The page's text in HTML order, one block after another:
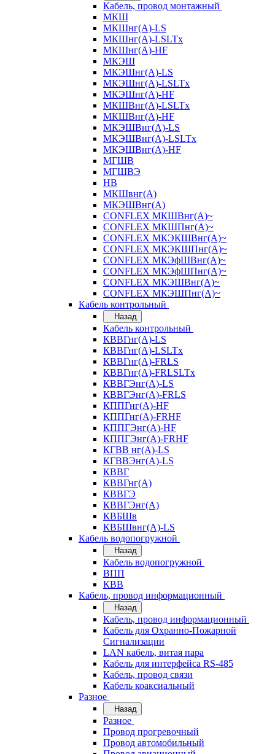
Кабель, провод монтажный
МКШ
МКШнг(А)-LS
МКШнг(А)-LSLTx
МКШнг(А)-HF
МКЭШ
МКЭШнг(А)-LS
МКЭШнг(А)-LSLTx
МКЭШнг(А)-HF
МКШВнг(A)-LSLTx
МКШВнг(А)-HF
МКЭШВнг(А)-LS
МКЭШВнг(A)-LSLTx
МКЭШВнг(А)-HF
МГШВ
МГШВЭ
НВ
МКШвнг(А)
МКЭШВнг(А)
CONFLEX МКШВнг(А)~
CONFLEX МКШПнг(А)~
CONFLEX МКЭКШВнг(А)~
CONFLEX МКЭКШПнг(А)~
CONFLEX МКЭфШВнг(А)~
CONFLEX МКЭфШПнг(А)~
CONFLEX МКЭШВнг(А)~
CONFLEX МКЭШПнг(А)~
Кабель контрольный
Назад
Кабель контрольный
КВВГнг(А)-LS
КВВГнг(А)-LSLTx
КВВГнг(А)-FRLS
КВВГнг(А)-FRLSLTx
КВВГЭнг(А)-LS
КВВГЭнг(А)-FRLS
КППГнг(А)-HF
КППГнг(А)-FRHF
КППГЭнг(А)-HF
КППГЭнг(А)-FRHF
КГВВ нг(А)-LS
КГВВЭнг(А)-LS
КВВГ
КВВГнг(А)
КВВГЭ
КВВГЭнг(А)
КВБШв
КВБШвнг(А)-LS
Кабель водопогружной
Назад
Кабель водопогружной
ВПП
КВВ
Кабель, провод информационный
Назад
Кабель, провод информационный
Кабель для Охранно-Пожарной
Сигнализации
LAN кабель, витая пара
Кабель для интерфейса RS-485
Кабель, провод связи
Кабель коаксиальный
Разное
Назад
Разное
Провод прогревочный
Провод автомобильный